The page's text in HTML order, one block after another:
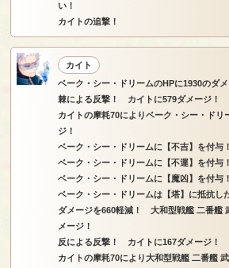
い！
カイトの追撃！
カイト
ベーク・シー・ドリームのHPに1930のダメ
棘による反撃！ カイトに579ダメージ！
カイトの摩耗70によりベーク・シー・ドリ
ジ！
ベーク・シー・ドリームに【不吉】を付与！
ベーク・シー・ドリームに【不運】を付与！
ベーク・シー・ドリームに【魔凶】を付与！
ベーク・シー・ドリームは【塔】に抵抗し
ダメージを660軽減！ 大和型戦艦 二番艦
メージ！
反による反撃！ カイトに167ダメージ！
カイトの摩耗70により大和型戦艦 二番艦